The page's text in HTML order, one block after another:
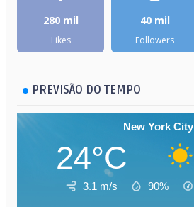
280 mil
Likes
40 mil
Followers
PREVISÃO DO TEMPO
New York City
24°C
3.1 m/s 90%